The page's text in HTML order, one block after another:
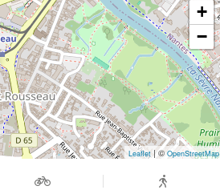
+
−
Leaflet| ©OpenStreetMap